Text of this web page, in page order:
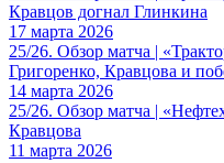
Кравцов догнал Глинкина
17 марта 2026
25/26. Обзор матча |
Григоренко, Кравцова и
14 марта 2026
25/26. Обзор матча |
Кравцова
11 марта 2026